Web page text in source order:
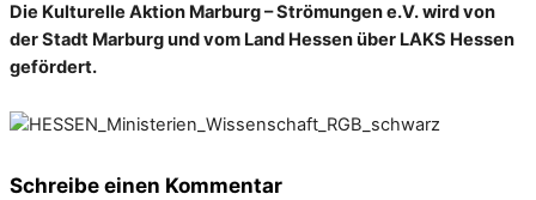
Die Kulturelle Aktion Marburg – Strömungen e.V. wird von
der Stadt Marburg und vom Land Hessen über LAKS Hessen
gefördert.
Schreibe einen Kommentar